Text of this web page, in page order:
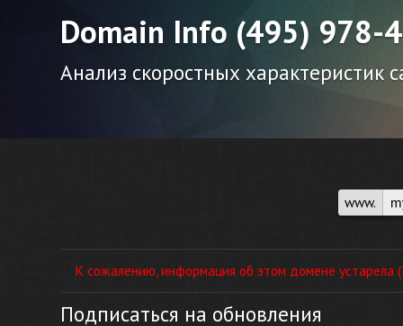
Domain Info (495) 978-
Анализ скоростных характеристик
www.
К сожалению, информация об этом домене устарела
Подписаться на обновления